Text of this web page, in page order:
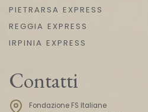
PIETRARSA EXPRESS
REGGIA EXPRESS
IRPINIA EXPRESS
Contatti
Fondazione FS Italiane